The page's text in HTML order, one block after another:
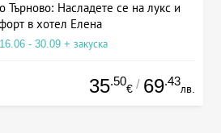
Търново: Насладете се на лукс и
в хотел Елена
- 30.09 + закуска
35.50
€ / 69.43
лв.